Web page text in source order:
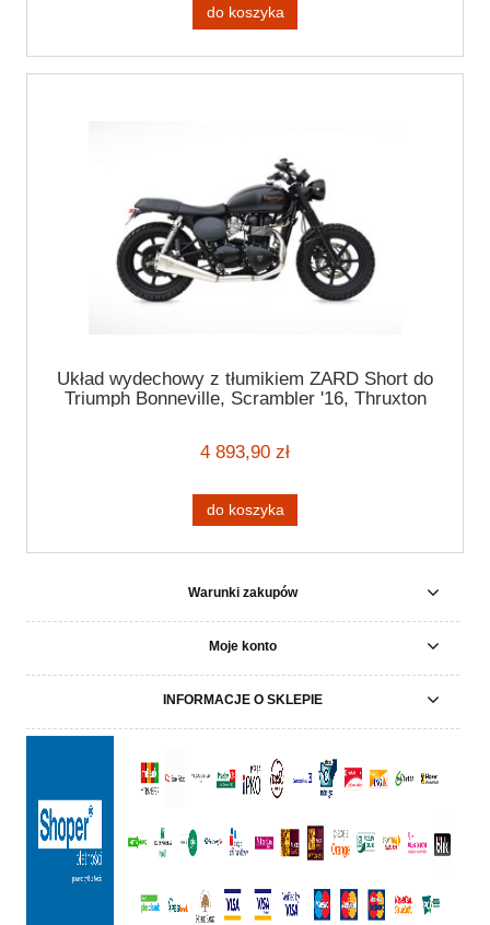
do koszyka
Układ wydechowy z tłumikiem ZARD Short do
Triumph Bonneville, Scrambler '16, Thruxton
4 893,90 zł
do koszyka
Warunki zakupów
Moje konto
INFORMACJE O SKLEPIE